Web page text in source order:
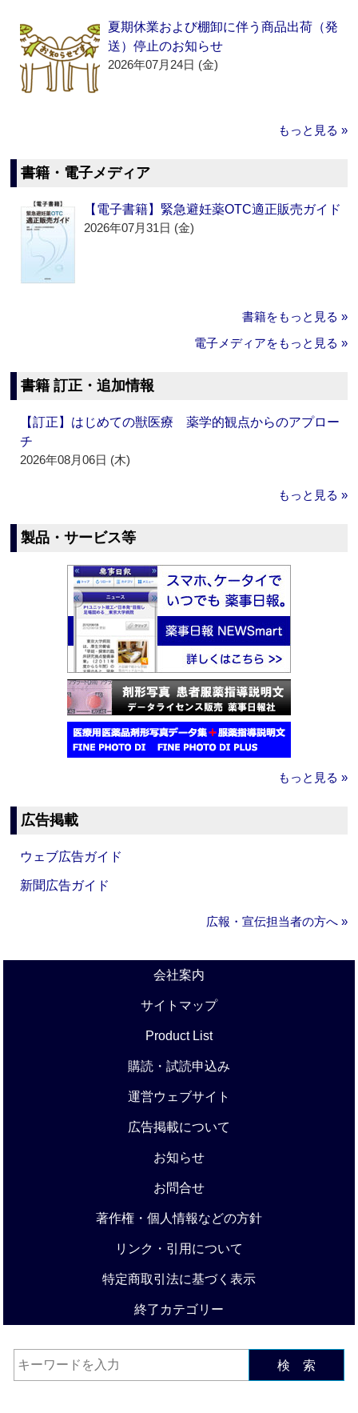
夏期休業および棚卸に伴う商品出荷（発
送）停止のお知らせ
2026年07月24日 (金)
もっと見る »
書籍・電子メディア
【電子書籍】緊急避妊薬OTC適正販売ガイド
2026年07月31日 (金)
書籍をもっと見る »
電子メディアをもっと見る »
書籍 訂正・追加情報
【訂正】はじめての獣医療 薬学的観点からのアプロー
チ
2026年08月06日 (木)
もっと見る »
製品・サービス等
もっと見る »
広告掲載
ウェブ広告ガイド
新聞広告ガイド
広報・宣伝担当者の方へ »
会社案内
サイトマップ
Product List
購読・試読申込み
運営ウェブサイト
広告掲載について
お知らせ
お問合せ
著作権・個人情報などの方針
リンク・引用について
特定商取引法に基づく表示
終了カテゴリー
検 索